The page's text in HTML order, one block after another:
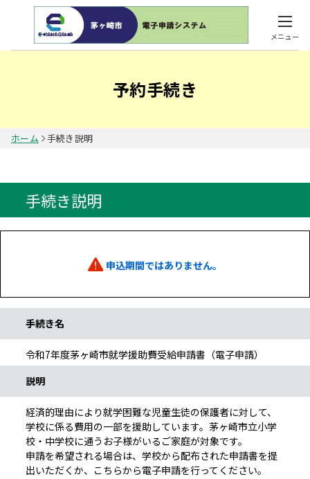
メニュー
予約手続き
ホーム 手続き説明
手続き説明
申込期間ではありません。
手続き名
令和7年度茅ヶ崎市就学援助費受給申請書（電子申請）
説明
経済的理由により就学困難な児童生徒の保護者に対して、
学校に係る費用の一部を援助しています。茅ヶ崎市立小学
校・中学校に通うお子様がいるご家庭が対象です。
申請を希望される場合は、学校から配布された申請書を提
出いただくか、こちらから電子申請を行ってください。